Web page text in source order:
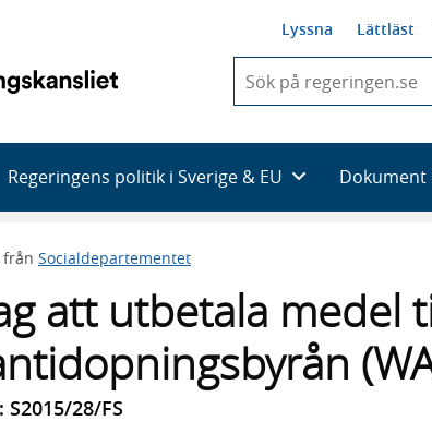
Lyssna Lättläst
du
skriva
framträder
en
Regeringens politik i Sverige & EU
från Socialdepartementet
att utbetala medel
28/FS